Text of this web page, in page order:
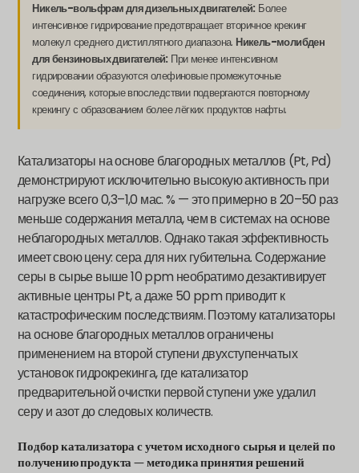
Никель-вольфрам для дизельных двигателей:Более
интенсивное гидрирование предотвращает вторичное крекинг
молекул среднего дистиллятного диапазона. Никель-молибден
для бензиновых двигателей:При менее интенсивном
гидрировании образуются олефиновые промежуточные
соединения, которые впоследствии подвергаются повторному
крекингу с образованием более лёгких продуктов нафты.
Катализаторы на основе благородных металлов (Pt, Pd)
демонстрируют исключительно высокую активность при
нагрузке всего 0,3–1,0 мас. % — это примерно в 20–50 раз
меньше содержания металла, чем в системах на основе
неблагородных металлов. Однако такая эффективность
имеет свою цену: сера для них губительна. Содержание
серы в сырье выше 10 ppm необратимо дезактивирует
активные центры Pt, а даже 50 ppm приводит к
катастрофическим последствиям. Поэтому катализаторы
на основе благородных металлов ограничены
применением на второй ступени двухступенчатых
установок гидрокрекинга, где катализатор
предварительной очистки первой ступени уже удалил
серу и азот до следовых количеств.
Подбор катализатора с учетом исходного сырья и целей по
получению продукта — методика принятия решений